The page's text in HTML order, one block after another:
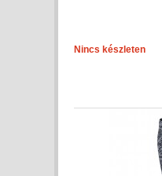
Nincs készleten